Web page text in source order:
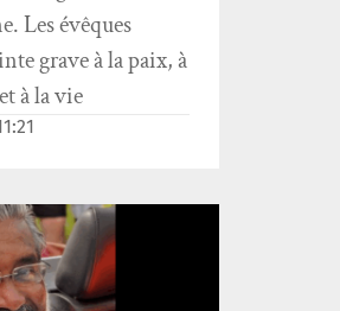
Les évêques
grave à la paix, à
à la vie